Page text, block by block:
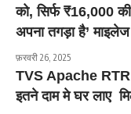
को, सिर्फ ₹16,000
अपना तगड़ा है’
फ़रवरी 26, 2025
TVS Apache RTR
इतने दाम मे घर लाए